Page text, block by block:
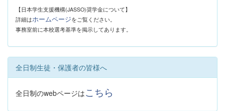
【日本学生支援機構(JASSO)奨学金について】
詳細はホームページをご覧ください。
事務室前に本校選考基準を掲示してあります。
全日制生徒・保護者の皆様へ
全日制のwebページはこちら